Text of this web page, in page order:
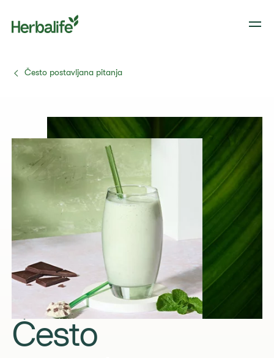
Često postavljana pitanja
Često